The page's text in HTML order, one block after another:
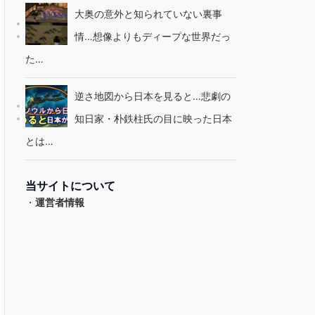
大奥の意外と知られていない裏事
情…想像よりもディープな世界だっ
た…
逆さ地図から日本を見ると…悲劇の
知日家・朴鉄柱氏の目に映った日本
とは…
当サイトについて
・ 運営者情報